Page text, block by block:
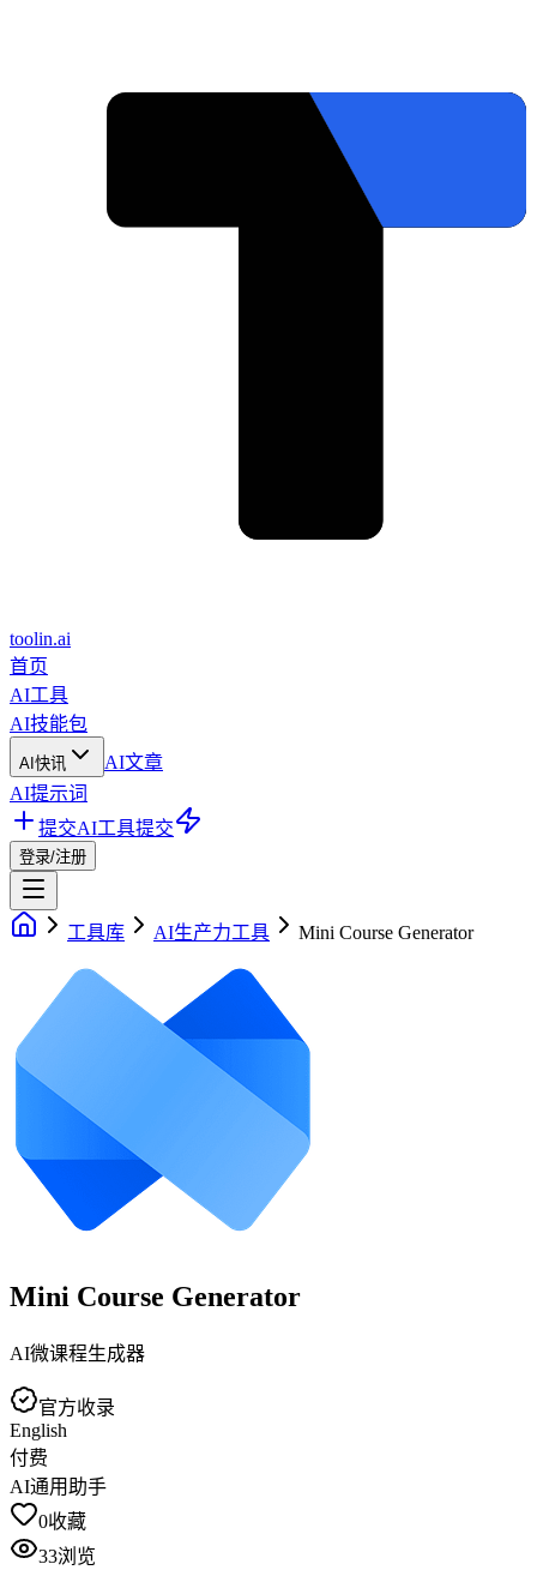
toolin.ai
首页
AI工具
AI技能包
AI快讯
AI文章
AI提示词
提交AI工具提交
登录/注册
工具库 AI生产力工具 Mini Course Generator
Mini Course Generator
AI微课程生成器
官方收录
English
付费
AI通用助手
0收藏
33浏览